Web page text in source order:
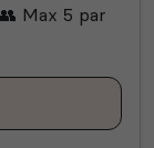
Max 5 par